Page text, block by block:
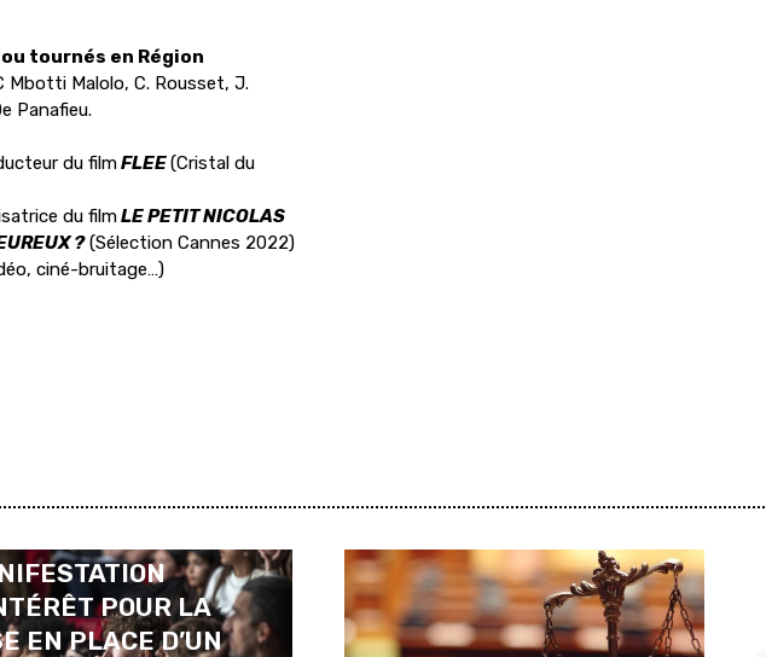
tournés en Région
Mbotti Malolo, C. Rousset, J.
Panafieu.
du filmFLEE(Cristal du
du filmLE PETIT NICOLAS
?(Sélection Cannes 2022)
ciné-bruitage…)
POUR LA
EN PLACE D’UN